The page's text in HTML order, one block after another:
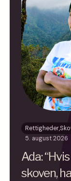
Rettigheder,
5. august 2026
Ada:
skoven,